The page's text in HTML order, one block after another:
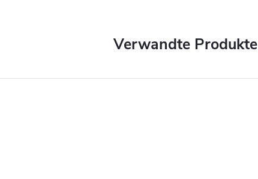
Verwandte Produkte